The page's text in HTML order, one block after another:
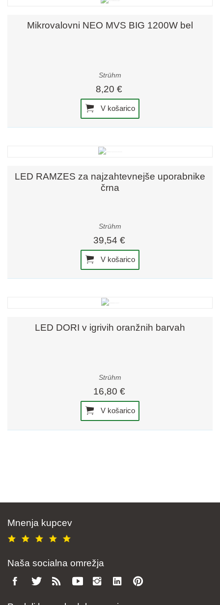
Mikrovalovni NEO MVS BIG 1200W bel
Strühm
8,20 €
V košarico
LED RAMZES za najzahtevnejše uporabnike
črna
Strühm
39,54 €
V košarico
LED DORI v igrivih oranžnih barvah
Strühm
16,80 €
V košarico
Mnenja kupcev
Naša socialna omrežja